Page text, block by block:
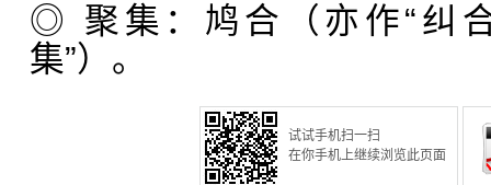
◎ 聚集：鸠合（亦作“纠
集”）。
试试手机扫一扫
在你手机上继续浏览此页面